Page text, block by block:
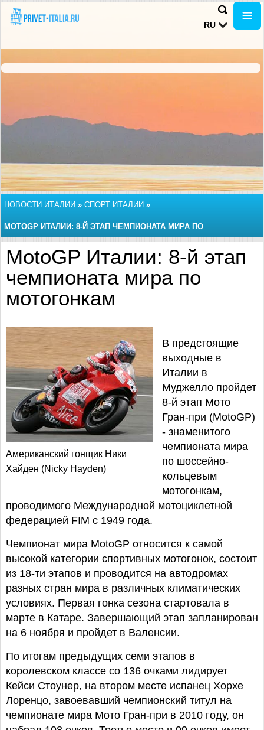
RU
НОВОСТИ ИТАЛИИ » СПОРТ ИТАЛИИ »
MOTOGP ИТАЛИИ: 8-Й ЭТАП ЧЕМПИОНАТА МИРА ПО
МОТОГОНКАМ
MotoGP Италии: 8-й этап
чемпионата мира по
мотогонкам
Американский гонщик Ники
Хайден (Nicky Hayden)
В предстоящие
выходные в
Италии в
Муджелло пройдет
8-й этап Мото
Гран-при (MotoGP)
- знаменитого
чемпионата мира
по шоссейно-
кольцевым
мотогонкам,
проводимого Международной мотоциклетной
федерацией FIM c 1949 года.
Чемпионат мира MotoGP относится к самой
высокой категории спортивных мотогонок, состоит
из 18-ти этапов и проводится на автодромах
разных стран мира в различных климатических
условиях. Первая гонка сезона стартовала в
марте в Катаре. Завершающий этап запланирован
на 6 ноября и пройдет в Валенсии.
По итогам предыдущих семи этапов в
королевском классе со 136 очками лидирует
Кейси Стоунер, на втором месте испанец Хорхе
Лоренцо, завоевавший чемпионский титул на
чемпионате мира Мото Гран-при в 2010 году, он